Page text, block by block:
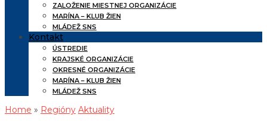
ZALOŽENIE MIESTNEJ ORGANIZÁCIE
MARÍNA – KLUB ŽIEN
MLÁDEŽ SNS
Kontakt
ÚSTREDIE
KRAJSKÉ ORGANIZÁCIE
OKRESNÉ ORGANIZÁCIE
MARÍNA – KLUB ŽIEN
MLÁDEŽ SNS
Home » Regióny Aktuality